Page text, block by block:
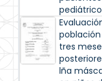
tres
lña